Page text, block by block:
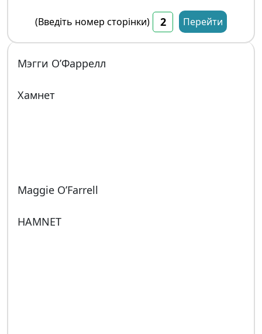
(Введіть номер сторінки) Перейти
Мэгги О’Фаррелл
Хамнет
Maggie O’Farrell
HAMNET